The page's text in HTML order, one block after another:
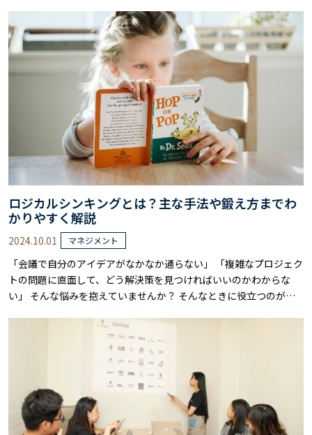
労働省も推進するこの取り組みは、タスク、関係性、認知の3つの
要素から構成されており、段階的な実践で大きな効果が期待できま
す。 本記事では、ジョブクラフティン……
ロジカルシンキングとは？主な手法や鍛え方までわ
かりやすく解説
2024.10.01 マネジメント
「会議で自分のアイデアがなかなか通らない」 「複雑なプロジェク
トの問題に直面して、どう解決策を見つければいいのかわからな
い」 そんな悩みを抱えていませんか？ そんなときに役立つのが
的に分析し、構造化して解決策を導き出すための思考法です。 具体
的には、情報を「結論」と「根拠」に分け、論理的なつながりを明
確にし、複雑な問題も効率よく解決する……